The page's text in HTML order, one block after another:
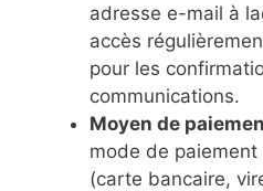
adresse e-mail à
accès
pour les
communications.
Moyen de
mode de
(carte bancaire,